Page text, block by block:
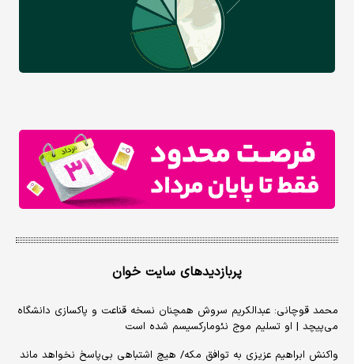
پربازدیدهای سایت خوان
محمد قوچانی: عبدالکریم سروش همچنان نسخه قناعت و پاکسازی دانشگاه
می‌پیچد | او تسلیم موج نئومارکسیسم شده است
واکنش ابراهیم عزیزی به توافق مکه/ هیچ اشتباهی بی‌پاسخ نخواهد ماند